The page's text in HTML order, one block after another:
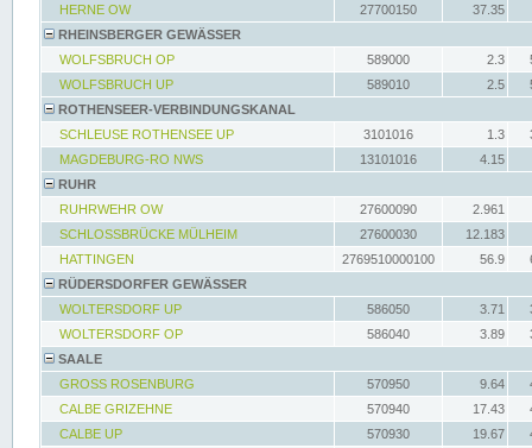
HERNE OW
27700150
37.35
RHEINSBERGER GEWÄSSER
WOLFSBRUCH OP
589000 2.3
WOLFSBRUCH UP
589010 2.5
ROTHENSEER-VERBINDUNGSKANAL
SCHLEUSE ROTHENSEE UP
3101016 1.3
MAGDEBURG-RO NWS
13101016
4.15
RUHR
RUHRWEHR OW
27600090
2.961
SCHLOSSBRÜCKE MÜLHEIM
27600030
12.183
HATTINGEN
2769510000100 56.9
RÜDERSDORFER GEWÄSSER
WOLTERSDORF UP
586050 3.71
WOLTERSDORF OP
586040 3.89
SAALE
GROSS ROSENBURG
570950 9.64
CALBE GRIZEHNE
570940 17.43
CALBE UP
570930 19.67